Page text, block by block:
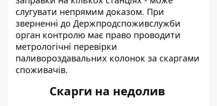
слугувати непрямим доказом. При
зверненні до Держпродспоживслужби
орган контролю має право проводити
метрологічні перевірки
паливороздавальних колонок за скаргами
споживачів.
Скарги на недолив